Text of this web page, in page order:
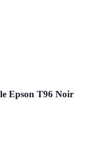
Epson T96 Noir